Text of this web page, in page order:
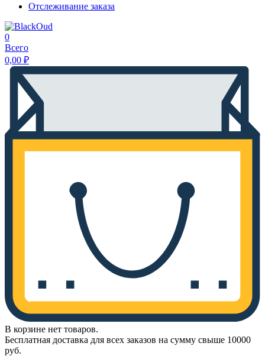
Отслеживание заказа
0
Всего
0,00 ₽
В корзине нет товаров.
Бесплатная доставка для всех заказов на сумму свыше 10000
руб.